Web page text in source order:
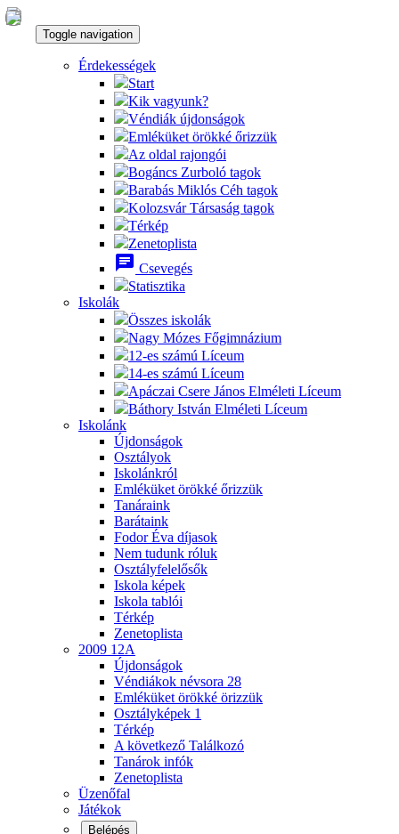
Toggle navigation
Érdekességek
Start
Kik vagyunk?
Véndiák újdonságok
Emléküket örökké őrizzük
Az oldal rajongói
Bogáncs Zurboló tagok
Barabás Miklós Céh tagok
Kolozsvár Társaság tagok
Térkép
Zenetoplista
chat Csevegés
Statisztika
Iskolák
Összes iskolák
Nagy Mózes Főgimnázium
12-es számú Líceum
14-es számú Líceum
Apáczai Csere János Elméleti Líceum
Báthory István Elméleti Líceum
Iskolánk
Újdonságok
Osztályok
Iskolánkról
Emléküket örökké őrizzük
Tanáraink
Barátaink
Fodor Éva díjasok
Nem tudunk róluk
Osztályfelelősők
Iskola képek
Iskola tablói
Térkép
Zenetoplista
2009 12A
Újdonságok
Véndiákok névsora 28
Emléküket örökké örizzük
Osztályképek 1
Térkép
A következő Találkozó
Tanárok infók
Zenetoplista
Üzenőfal
Játékok
Belépés